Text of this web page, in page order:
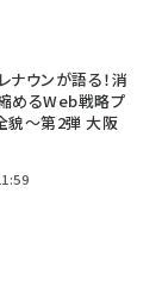
ナウンが語る！消
めるWeb戦略プ
貌～第2弾 大阪